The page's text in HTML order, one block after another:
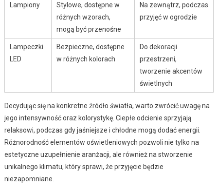
Lampiony
Stylowe, dostępne w
różnych wzorach,
mogą być przenośne
Na zewnątrz, podczas
przyjęć w ogrodzie
Lampeczki
LED
Bezpieczne, dostępne
w różnych kolorach
Do dekoracji
przestrzeni,
tworzenie akcentów
świetlnych
Decydując się na konkretne źródło światła, warto zwrócić uwagę na
jego intensywność oraz kolorystykę. Ciepłe odcienie sprzyjają
relaksowi, podczas gdy jaśniejsze i chłodne mogą dodać energii.
Różnorodność elementów oświetleniowych pozwoli nie tylko na
estetyczne uzupełnienie aranżacji, ale również na stworzenie
unikalnego klimatu, który sprawi, że przyjęcie będzie
niezapomniane.